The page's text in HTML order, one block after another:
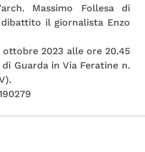
Massimo Follesa di
dibattito il giornalista Enzo
ottobre 2023 alle ore 20.45
Guarda in Via Feratine n.